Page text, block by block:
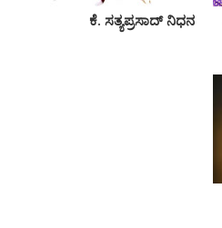
ಕೆ. ಸತ್ಯಪ್ರಸಾದ್ ನಿಧನ